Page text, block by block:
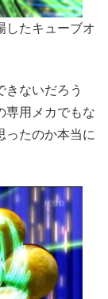
したキューブオ
きないだろう
専用メカでもな
ったのか本当に